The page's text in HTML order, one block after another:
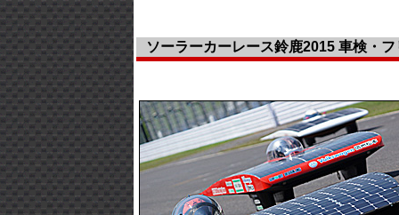
ソーラーカーレース鈴鹿2015 車検・